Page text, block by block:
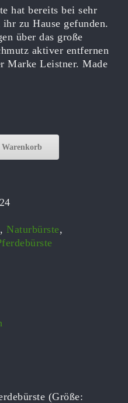
hat bereits bei sehr
zu Hause gefunden.
über das große
aktiver entfernen
Marke Leistner. Made
, Naturbürste,
(Größe: